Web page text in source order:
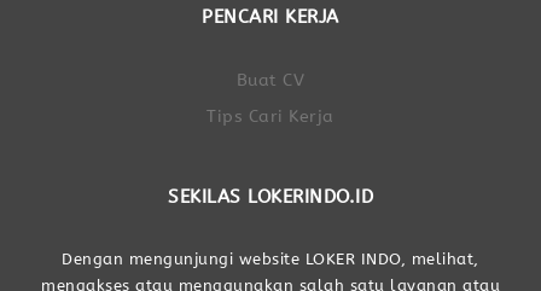
PENCARI KERJA
Buat CV
Tips Cari Kerja
SEKILAS LOKERINDO.ID
Dengan mengunjungi website LOKER INDO, melihat,
mengakses atau menggunakan salah satu layanan atau